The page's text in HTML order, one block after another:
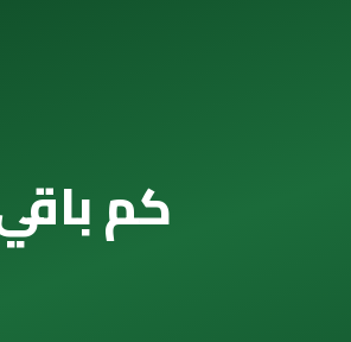
كم باقي على